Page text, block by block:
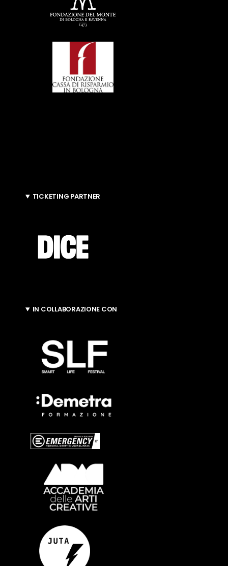
TICKETING PARTNER
IN COLLABORAZIONE CON